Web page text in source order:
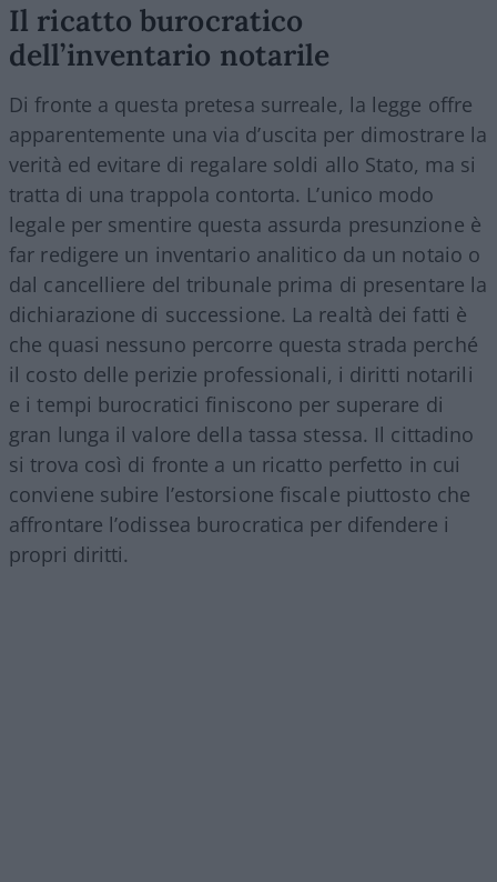
Il ricatto burocratico
dell’inventario notarile
Di fronte a questa pretesa surreale, la legge offre
apparentemente una via d’uscita per dimostrare la
verità ed evitare di regalare soldi allo Stato, ma si
tratta di una trappola contorta. L’unico modo
legale per smentire questa assurda presunzione è
far redigere un inventario analitico da un notaio o
dal cancelliere del tribunale prima di presentare la
dichiarazione di successione. La realtà dei fatti è
che quasi nessuno percorre questa strada perché
il costo delle perizie professionali, i diritti notarili
e i tempi burocratici finiscono per superare di
gran lunga il valore della tassa stessa. Il cittadino
si trova così di fronte a un ricatto perfetto in cui
conviene subire l’estorsione fiscale piuttosto che
affrontare l’odissea burocratica per difendere i
propri diritti.